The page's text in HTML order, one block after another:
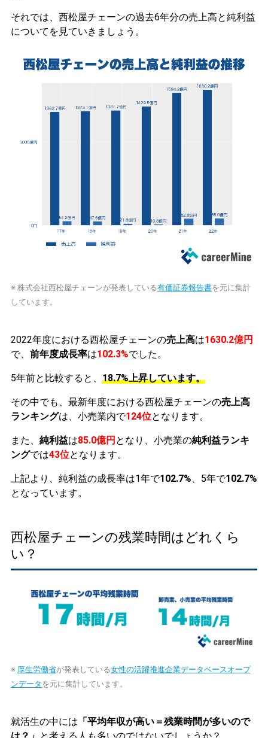
それでは、西松屋チェーンの過去6年分の売上高と純利益
についてを見ていきましょう。
※ 株式会社西松屋チェーンが発表している有価証券報告書を元に集計
しています。
2022年度における西松屋チェーンの売上高は1630.2億円
で、 前年度成長率は102.3%でした。
5年前と比較すると、 18.7%上昇しています。
その中でも、最新年度における西松屋チェーンの売上高
ランキングは、小売業内で124位となります。
また、 純利益は85.0億円 となり、小売業の純利益ランキ
ングでは43位となります。
上記より、純利益の成長率は1年で102.7%、5年で102.7%
となっています。
西松屋チェーンの残業時間はどれくら
い？
※ 厚生労働省が発表している女性の活躍推進企業データベースオープ
ンデータ を元に集計しています。
就活生の中には 「平均年収が高い＝残業時間が多いので
は？」 と考える人も多いのではないでしょうか？